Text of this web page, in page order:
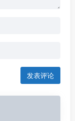
发表评论